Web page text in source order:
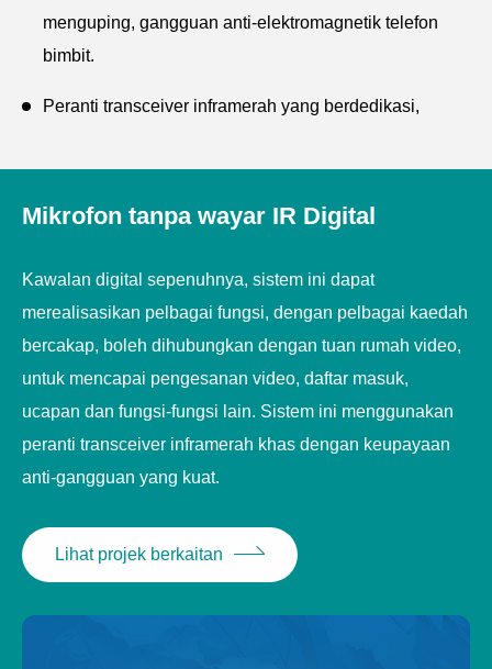
menguping, gangguan anti-elektromagnetik telefon
bimbit.
Peranti transceiver inframerah yang berdedikasi,
POE.
Penggunaan kuasa Ultra-rendah, kuasa bateri litium
jam masa siap sedia.
Ucapan persidangan, perbincangan, fungsi masuk.
Mikrofon tanpa wayar IR Digital
Kawalan digital sepenuhnya, sistem ini dapat
merealisasikan pelbagai fungsi, dengan pelbagai kaedah
bercakap, boleh dihubungkan dengan tuan rumah video,
untuk mencapai pengesanan video, daftar masuk,
ucapan dan fungsi-fungsi lain. Sistem ini menggunakan
peranti transceiver inframerah khas dengan keupayaan
anti-gangguan yang kuat.
Lihat projek berkaitan